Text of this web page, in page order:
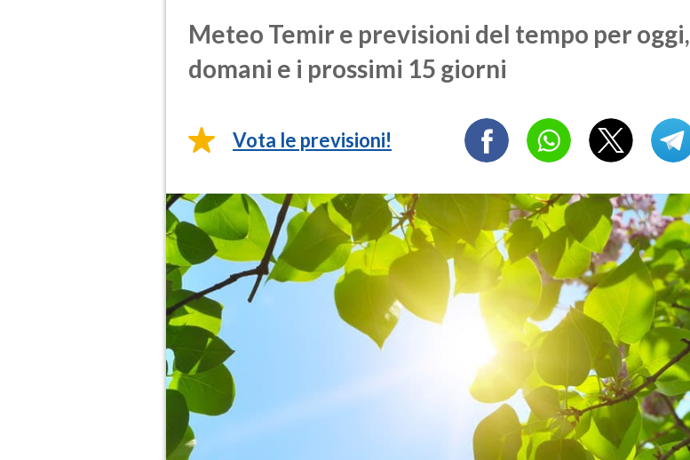
Meteo Temir e previsioni del tempo per oggi,
domani e i prossimi 15 giorni
Vota le previsioni!